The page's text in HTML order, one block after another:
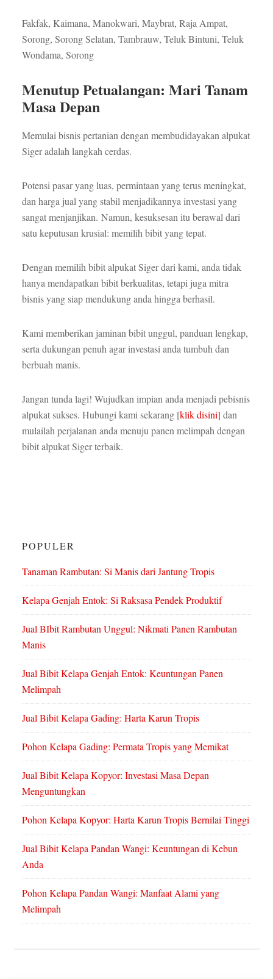
Fakfak, Kaimana, Manokwari, Maybrat, Raja Ampat,
Sorong, Sorong Selatan, Tambrauw, Teluk Bintuni, Teluk
Wondama, Sorong
Menutup Petualangan: Mari Tanam
Masa Depan
Memulai bisnis pertanian dengan membudidayakan alpukat
Siger adalah langkah cerdas.
Potensi pasar yang luas, permintaan yang terus meningkat,
dan harga jual yang stabil menjadikannya investasi yang
sangat menjanjikan. Namun, kesuksesan itu berawal dari
satu keputusan krusial: memilih bibit yang tepat.
Dengan memilih bibit alpukat Siger dari kami, anda tidak
hanya mendapatkan bibit berkualitas, tetapi juga mitra
bisnis yang siap mendukung anda hingga berhasil.
Kami memberikan jaminan bibit unggul, panduan lengkap,
serta dukungan penuh agar investasi anda tumbuh dan
berbuah manis.
Jangan tunda lagi! Wujudkan impian anda menjadi pebisnis
alpukat sukses. Hubungi kami sekarang [klik disini] dan
mulailah perjalanan anda menuju panen melimpah dengan
bibit alpukat Siger terbaik.
POPULER
Tanaman Rambutan: Si Manis dari Jantung Tropis
Kelapa Genjah Entok: Si Raksasa Pendek Produktif
Jual BIbit Rambutan Unggul: Nikmati Panen Rambutan
Manis
Jual Bibit Kelapa Genjah Entok: Keuntungan Panen
Melimpah
Jual Bibit Kelapa Gading: Harta Karun Tropis
Pohon Kelapa Gading: Permata Tropis yang Memikat
Jual Bibit Kelapa Kopyor: Investasi Masa Depan
Menguntungkan
Pohon Kelapa Kopyor: Harta Karun Tropis Bernilai Tinggi
Jual Bibit Kelapa Pandan Wangi: Keuntungan di Kebun
Anda
Pohon Kelapa Pandan Wangi: Manfaat Alami yang
Melimpah